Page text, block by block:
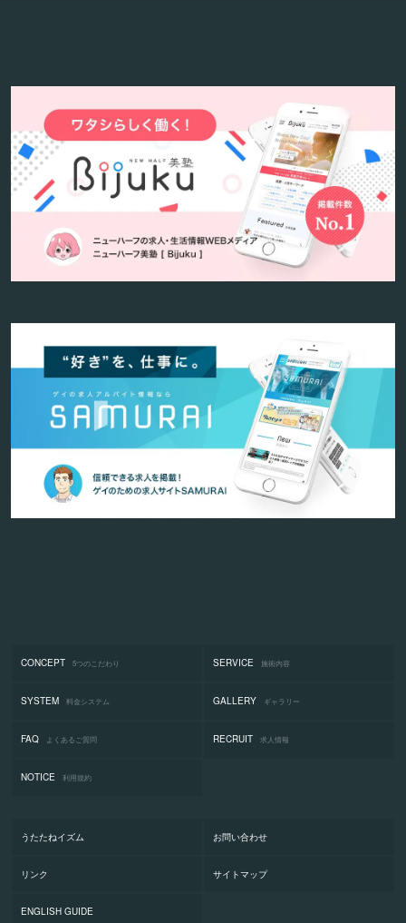
CONCEPT 5つのこだわり SERVICE 施術内容
SYSTEM 料金システム GALLERY ギャラリー
FAQ よくあるご質問 RECRUIT 求人情報
NOTICE 利用規約
うたたねイズム お問い合わせ
リンク サイトマップ
ENGLISH GUIDE